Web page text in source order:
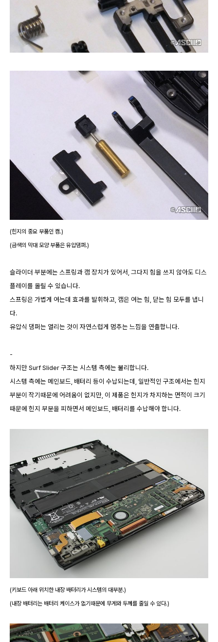
(힌지의 중요 부품인 캠.)
(금색의 막대 모양 부품은 유압댐퍼.)
슬라이더 부분에는 스프링과 캠 장치가 있어서, 그다지 힘을 쓰지 않아도 디스
플레이를 올릴 수 있습니다.
스프링은 가볍게 여는데 효과를 발휘하고, 캠은 여는 힘, 닫는 힘 모두를 냅니
다.
유압식 댐퍼는 열리는 것이 자연스럽게 멈추는 느낌을 연출합니다.
-
하지만 Surf Slider 구조는 시스템 측에는 불리합니다.
시스템 측에는 메인보드, 배터리 등이 수납되는데, 일반적인 구조에서는 힌지
부분이 작기때문에 어려움이 없지만, 이 제품은 힌지가 차지하는 면적이 크기
때문에 힌지 부분을 피하면서 메인보드, 배터리를 수납해야 합니다.
(키보드 아래 위치한 내장 배터리가 시스템의 대부분.)
(내장 배터리는 배터리 케이스가 없기때문에 무게와 두께를 줄일 수 있다.)